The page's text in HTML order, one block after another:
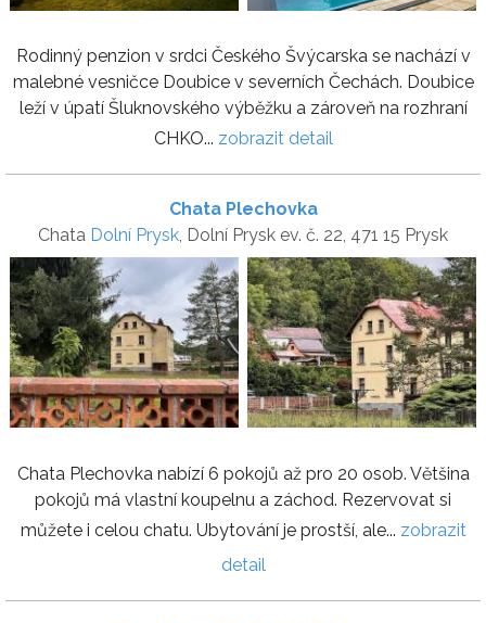
Rodinný penzion v srdci Českého Švýcarska se nachází v
malebné vesničce Doubice v severních Čechách. Doubice
leží v úpatí Šluknovského výběžku a zároveň na rozhraní
CHKO... zobrazit detail
Chata Plechovka
Chata Dolní Prysk, Dolní Prysk ev. č. 22, 471 15 Prysk
Chata Plechovka nabízí 6 pokojů až pro 20 osob. Většina
pokojů má vlastní koupelnu a záchod. Rezervovat si
můžete i celou chatu. Ubytování je prostší, ale... zobrazit
detail